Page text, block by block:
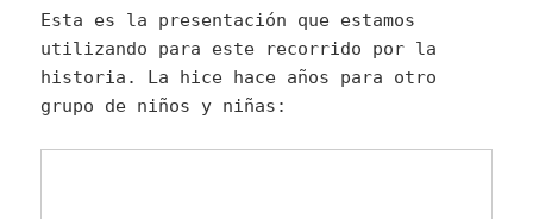
Esta es la presentación que estamos
utilizando para este recorrido por la
historia. La hice hace años para otro
grupo de niños y niñas: